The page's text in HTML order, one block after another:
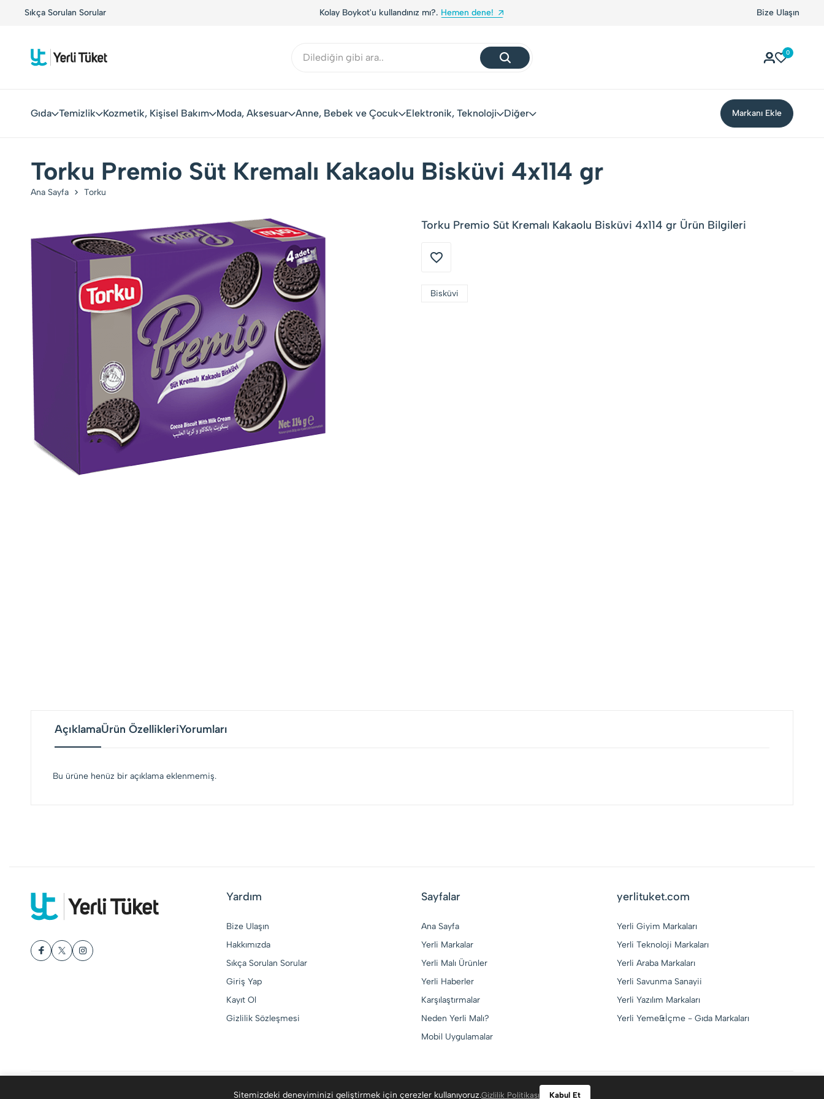
Sıkça Sorulan SorularYerli Tüketiciler, Yerli Markalarla Buluşuyor! Kolay Boykot'u kullandınız mı?. Hemen dene! Bize Ulaşın
0
Gıda Temizlik Kozmetik, Kişisel Bakım Moda, Aksesuar Anne, Bebek ve Çocuk Elektronik, Teknoloji Diğer Markanı Ekle
Torku Premio Süt Kremalı Kakaolu Bisküvi 4x114 gr
Ana Sayfa Torku
Torku Premio Süt Kremalı Kakaolu Bisküvi 4x114 gr Ürün Bilgileri
Bisküvi
AçıklamaÜrün ÖzellikleriYorumları
Bu ürüne henüz bir açıklama eklenmemiş.
Yardım
Bize Ulaşın
Hakkımızda
Sıkça Sorulan Sorular
Giriş Yap
Kayıt Ol
Gizlilik Sözleşmesi
Sayfalar
Ana Sayfa
Yerli Markalar
Yerli Malı Ürünler
Yerli Haberler
Karşılaştırmalar
Neden Yerli Malı?
Mobil Uygulamalar
yerlituket.com
Yerli Giyim Markaları
Yerli Teknoloji Markaları
Yerli Araba Markaları
Yerli Savunma Sanayii
Yerli Yazılım Markaları
Yerli Yeme&İçme - Gıda Markaları
Sitemizdeki deneyiminizi geliştirmek için çerezler kullanıyoruz.Gizlilik Politikası Kabul Et